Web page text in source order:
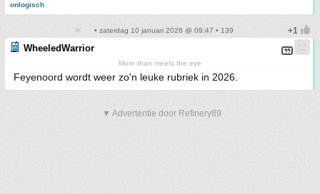
onlogisch
• zaterdag 10 januari 2026 @ 09:47 • 139
WheeledWarrior
More than meets the eye
Feyenoord wordt weer zo'n leuke rubriek in 2026.
▼ Advertentie door Refinery89